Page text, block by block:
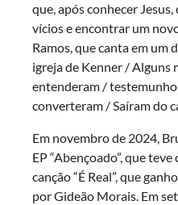
que, após conhecer
vícios e encontrar um
Ramos, que canta em um
igreja de Kenner / Alguns
entenderam /
converteram / Saíram do
Em novembro de 2024,
EP “Abençoado”, que
canção “É Real”, que
por Gideão Morais. Em